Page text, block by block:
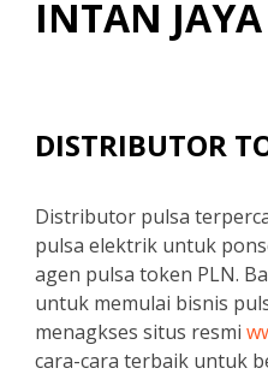
INTAN JAYA
DISTRIBUTOR
Distributor pulsa
pulsa elektrik untuk
agen pulsa token PLN.
untuk memulai bisnis
menagkses situs resmi
cara-cara terbaik untuk